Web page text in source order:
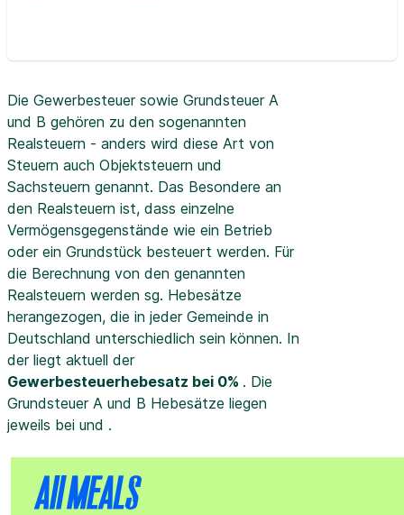
Die Gewerbesteuer sowie Grundsteuer A
und B gehören zu den sogenannten
Realsteuern - anders wird diese Art von
Steuern auch Objektsteuern und
Sachsteuern genannt. Das Besondere an
den Realsteuern ist, dass einzelne
Vermögensgegenstände wie ein Betrieb
oder ein Grundstück besteuert werden. Für
die Berechnung von den genannten
Realsteuern werden sg. Hebesätze
herangezogen, die in jeder Gemeinde in
Deutschland unterschiedlich sein können. In
der liegt aktuell der
Gewerbesteuerhebesatz bei 0% . Die
Grundsteuer A und B Hebesätze liegen
jeweils bei und .